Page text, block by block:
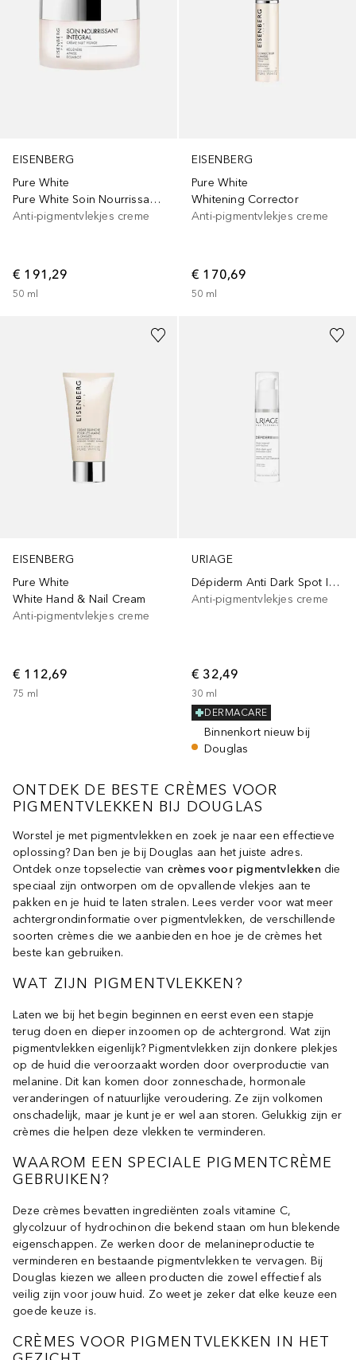
EISENBERG
Pure White
Pure White Soin Nourrissant IntÈgral
Anti-pigmentvlekjes creme
€ 191,29
50 ml
EISENBERG
Pure White
Whitening Corrector
Anti-pigmentvlekjes creme
€ 170,69
50 ml
EISENBERG
Pure White
White Hand & Nail Cream
Anti-pigmentvlekjes creme
€ 112,69
75 ml
URIAGE
Dépiderm Anti Dark Spot Intensive Care
Anti-pigmentvlekjes creme
€ 32,49
30 ml
DERMACARE
Binnenkort nieuw bij
Douglas
ONTDEK DE BESTE CRÈMES VOOR
PIGMENTVLEKKEN BIJ DOUGLAS
Worstel je met pigmentvlekken en zoek je naar een effectieve
oplossing? Dan ben je bij Douglas aan het juiste adres.
Ontdek onze topselectie van crèmes voor pigmentvlekken die
speciaal zijn ontworpen om de opvallende vlekjes aan te
pakken en je huid te laten stralen. Lees verder voor wat meer
achtergrondinformatie over pigmentvlekken, de verschillende
soorten crèmes die we aanbieden en hoe je de crèmes het
beste kan gebruiken.
WAT ZIJN PIGMENTVLEKKEN?
Laten we bij het begin beginnen en eerst even een stapje
terug doen en dieper inzoomen op de achtergrond. Wat zijn
pigmentvlekken eigenlijk? Pigmentvlekken zijn donkere plekjes
op de huid die veroorzaakt worden door overproductie van
melanine. Dit kan komen door zonneschade, hormonale
veranderingen of natuurlijke veroudering. Ze zijn volkomen
onschadelijk, maar je kunt je er wel aan storen. Gelukkig zijn er
crèmes die helpen deze vlekken te verminderen.
WAAROM EEN SPECIALE PIGMENTCRÈME
GEBRUIKEN?
Deze crèmes bevatten ingrediënten zoals vitamine C,
glycolzuur of hydrochinon die bekend staan om hun blekende
eigenschappen. Ze werken door de melanineproductie te
verminderen en bestaande pigmentvlekken te vervagen. Bij
Douglas kiezen we alleen producten die zowel effectief als
veilig zijn voor jouw huid. Zo weet je zeker dat elke keuze een
goede keuze is.
CRÈMES VOOR PIGMENTVLEKKEN IN HET